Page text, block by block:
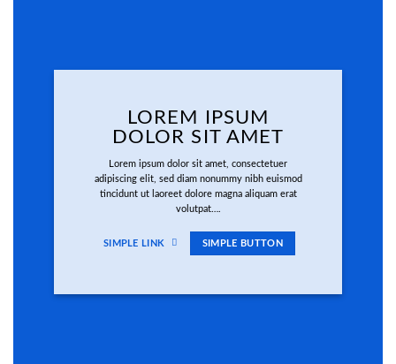
LOREM IPSUM
DOLOR SIT AMET
Lorem ipsum dolor sit amet, consectetuer
adipiscing elit, sed diam nonummy nibh euismod
tincidunt ut laoreet dolore magna aliquam erat
volutpat….
SIMPLE LINK SIMPLE BUTTON